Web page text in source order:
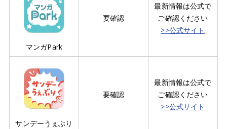
マンガPark
要確認
最新情報は公式で
ご確認ください
>>公式サイト
サンデーうぇぶり
要確認
最新情報は公式で
ご確認ください
>>公式サイト